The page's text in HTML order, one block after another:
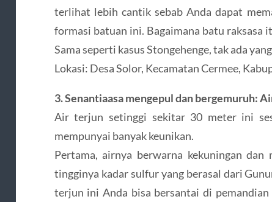
terlihat lebih cantik sebab Anda dapat
formasi batuan ini. Bagaimana batu raksasa
Sama seperti kasus Stongehenge, tak ada
Lokasi: Desa Solor, Kecamatan Cermee,
3. Senantiaasa mengepul dan bergemuruh:
Air terjun setinggi sekitar 30 meter ini
mempunyai banyak keunikan.
Pertama, airnya berwarna kekuningan dan
tingginya kadar sulfur yang berasal dari
terjun ini Anda bisa bersantai di